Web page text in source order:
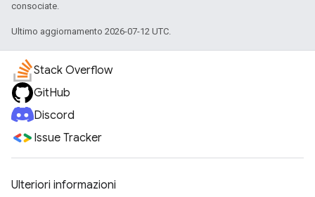
consociate.
Ultimo aggiornamento 2026-07-12 UTC.
Stack Overflow
GitHub
Discord
Issue Tracker
Ulteriori informazioni